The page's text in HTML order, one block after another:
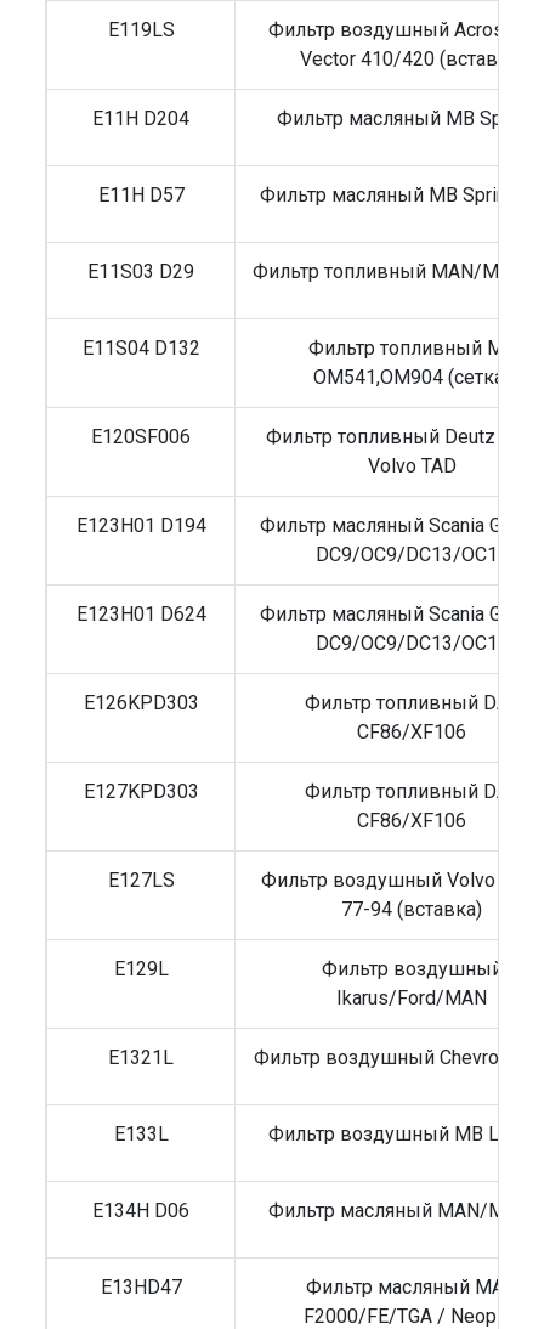
E119LS
Фильтр воздушный Acros
Vector 410/420 (вставка)
E11H D204 Фильтр масляный MB
E11H D57 Фильтр масляный MB Sprinter
E11S03 D29 Фильтр топливный MAN/MB
E11S04 D132
Фильтр топливный MB
OM541,OM904 (сетка)
E120SF006
Фильтр топливный Deutz
Volvo TAD
E123H01 D194
Фильтр масляный Scania G/L/
DC9/OC9/DC13/OC13
E123H01 D624
Фильтр масляный Scania G/L/
DC9/OC9/DC13/OC13
E126KPD303
Фильтр топливный DAF
CF86/XF106
E127KPD303
Фильтр топливный DAF
CF86/XF106
E127LS
Фильтр воздушный Volvo
77-94 (вставка)
E129L
Фильтр воздушный
Ikarus/Ford/MAN
E1321L Фильтр воздушный Chevrolet/
E133L Фильтр воздушный MB LN2/
E134H D06 Фильтр масляный MAN/MB/
E13HD47
Фильтр масляный MAN
F2000/FE/TGA / Neoplan